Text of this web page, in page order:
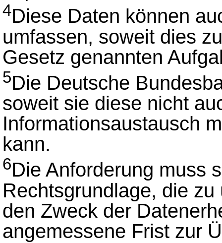
4Diese Daten können
umfassen, soweit dies
Gesetz genannten
5Die Deutsche
soweit sie diese nicht
Informationsaustausch
kann.
6Die Anforderung muss
Rechtsgrundlage, die
den Zweck der
angemessene Frist zur